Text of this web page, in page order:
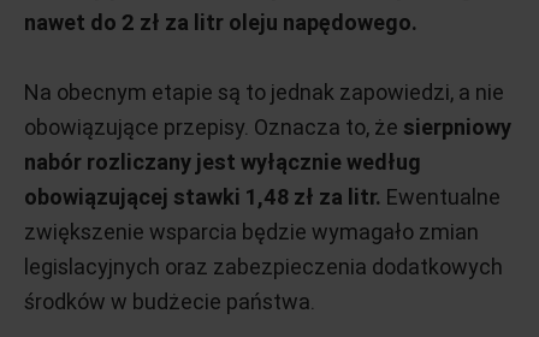
nawet do 2 zł za litr oleju napędowego.
Na obecnym etapie są to jednak zapowiedzi, a nie
obowiązujące przepisy. Oznacza to, że sierpniowy
nabór rozliczany jest wyłącznie według
obowiązującej stawki 1,48 zł za litr. Ewentualne
zwiększenie wsparcia będzie wymagało zmian
legislacyjnych oraz zabezpieczenia dodatkowych
środków w budżecie państwa.